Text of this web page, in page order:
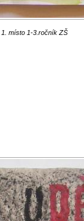
1. místo 1-3.ročník ZŠ